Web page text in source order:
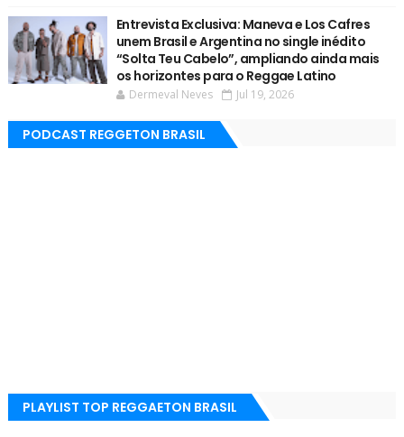
Entrevista Exclusiva: Maneva e Los Cafres
unem Brasil e Argentina no single inédito
“Solta Teu Cabelo”, ampliando ainda mais
os horizontes para o Reggae Latino
Dermeval Neves Jul 19, 2026
PODCAST REGGETON BRASIL
PLAYLIST TOP REGGAETON BRASIL